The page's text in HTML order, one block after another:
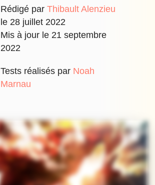
Rédigé par Thibault Alenzieu
le 28 juillet 2022
Mis à jour le 21 septembre
2022
Tests réalisés par Noah
Marnau